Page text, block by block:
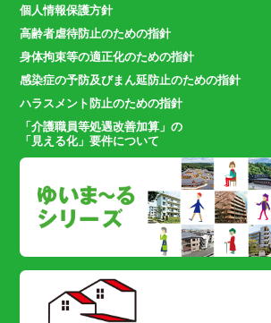
個人情報保護方針
高齢者虐待防止のための指針
身体拘束等の適正化のための指針
感染症の予防及びまん延防止のための指針
ハラスメント防止のための指針
「介護職員等処遇改善加算」の
「見える化」要件について